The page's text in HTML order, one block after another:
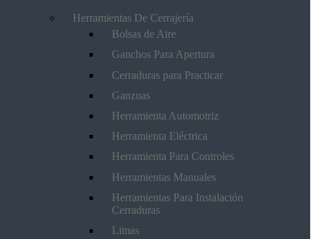
Herramientas De Cerrajería
Bolsas de Aire
Ganchos Para Apertura
Cerraduras para Practicar
Ganzuas
Herramienta Automotriz
Herramienta Eléctrica
Herramienta Para Controles
Herramientas Manuales
Herramientas Para Instalación
Cerraduras
Limas